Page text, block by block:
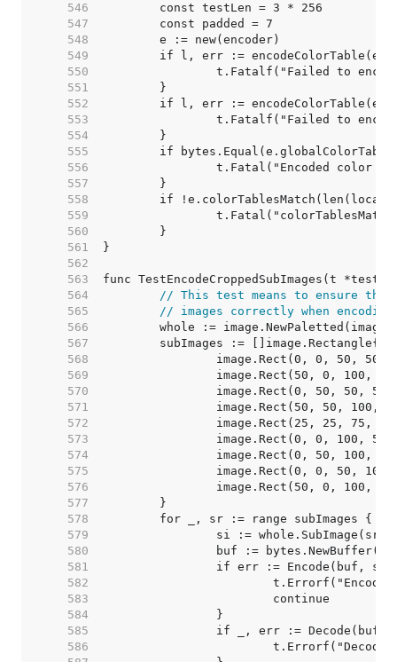
   546
   547
   548
   549
   550
   551
   552
   553
   554
   555
   556
   557
   558
   559
   560
   561
   562
   563
   564
// This test means to ensure that
   565
// images correctly when
   566
   567
   568
   569
   570
   571
   572
   573
   574
   575
   576
   577
   578
   579
   580
   581
   582
   583
   584
   585
   586